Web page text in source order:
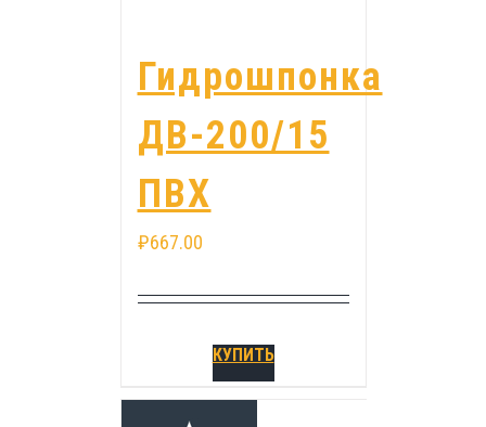
Гидрошпонка
ДВ-200/15
ПВХ
₽667.00
КУПИТЬ